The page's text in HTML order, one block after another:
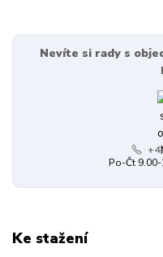
Nevíte si rady s
Po-Čt
Ke stažení